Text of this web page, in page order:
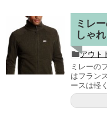
ミレ
しゃ
アウト
ミレーの
はフラン
ースは軽